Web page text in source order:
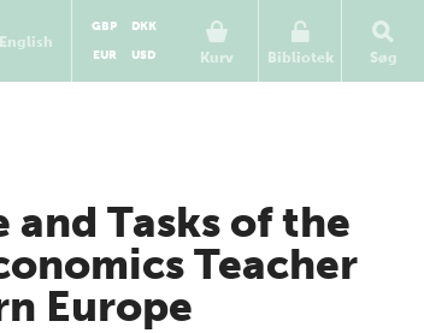
English
Kurv
GBP
DKK
EUR
USD Bibliotek Søg
and Tasks of the
Teacher
Europe